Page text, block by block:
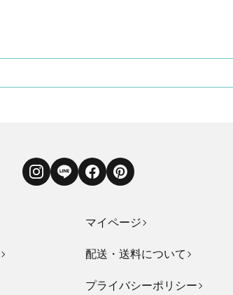
Instagram
LINE FacebookPinterest
マイページ
配送・送料について
プライバシーポリシー